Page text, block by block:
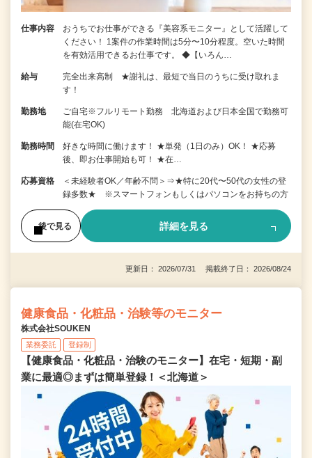
仕事内容
おうちでお仕事ができる『美容系モニター』として活躍して
ください！ 1案件の作業時間は5分〜10分程度。空いた時間
を有効活用できるお仕事です。 ◆【いろん…
給与
完全出来高制 ★謝礼は、最短で当日のうちに受け取れま
す！
勤務地
ご自宅※フルリモート勤務 北海道および日本全国で勤務可
能(在宅OK)
勤務時間
好きな時間に働けます！ ★単発（1日のみ）OK！ ★応募
後、即お仕事開始も可！ ★在…
応募資格
＜未経験者OK／年齢不問＞⇒★特に20代〜50代の女性の登
録多数★ ※スマートフォンもしくはパソコンをお持ちの方
後で見る 詳細を見る
更新日： 2026/07/31 掲載終了日： 2026/08/24
健康食品・化粧品・治験等のモニター
株式会社SOUKEN
業務委託 登録制
【健康食品・化粧品・治験のモニター】在宅・短期・副
業に最適◎まずは簡単登録！＜北海道＞